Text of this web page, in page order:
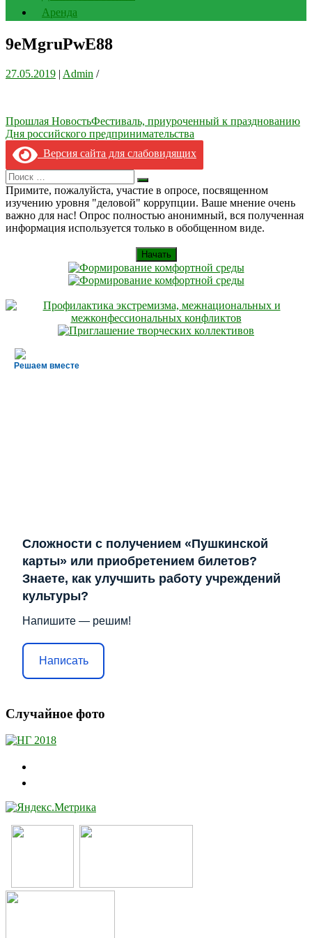
Аренда
9eMgruPwE88
27.05.2019 | Admin /
Навигация
по
записям
Прошлая НовостьФестиваль, приуроченный к празднованию
Дня российского предпринимательства
Версия сайта для слабовидящих
Search
for:
Искать
Примите, пожалуйста, участие в опросе, посвященном
изучению уровня "деловой" коррупции. Ваше мнение очень
важно для нас! Опрос полностью анонимный, вся полученная
информация используется только в обобщенном виде.
Начать
Решаем вместе
Сложности с получением «Пушкинской
карты» или приобретением билетов?
Знаете, как улучшить работу учреждений
культуры?
Напишите — решим!
Написать
Случайное фото